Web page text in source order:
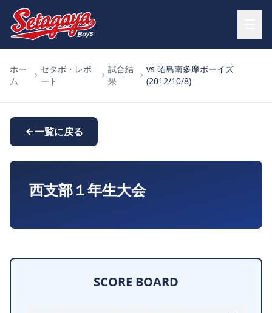
ホー
ム
セタボ・レポ
ート
試合結
果
vs 昭島南多摩ボーイズ
(2012/10/8)
一覧に戻る
西支部１年生大会
SCORE BOARD